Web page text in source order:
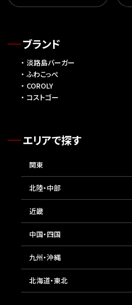
ブランド
淡路島バーガー
ふわこっぺ
COROLY
コストゴー
エリアで探す
関東
北陸・中部
近畿
中国・四国
九州・沖縄
北海道・東北